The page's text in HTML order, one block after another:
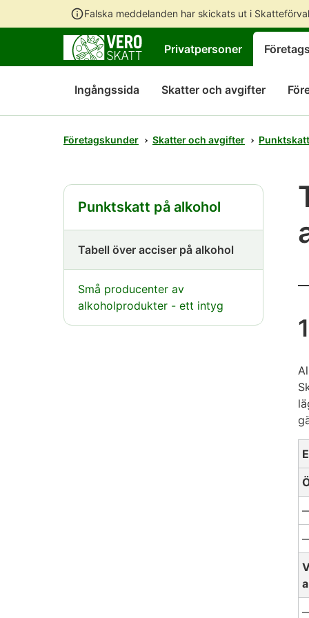
Falska meddelanden har skickats ut i
Privatpersoner
Ingångssida Skatter och avgifter
Företagskunder Skatter och avgifter
Punktskatt på alkohol
Tabell över acciser på alkohol
Små producenter av
alkoholprodukter - ett intyg